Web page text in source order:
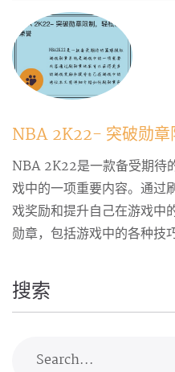
NBA 2K22- 突破勋章
NBA 2K22是一款备受期待
戏中的一项重要内容。通过
戏奖励和提升自己在游戏中
勋章，包括游戏中的各种技
搜索
Search...